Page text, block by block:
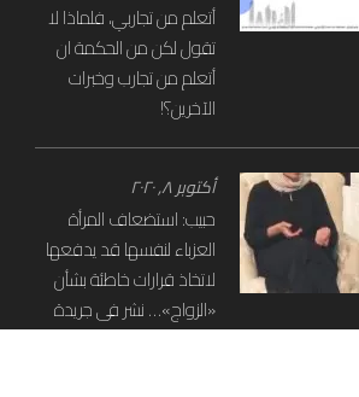
أتعلم من تجاربي، فلماذا لا
تقول لكن من الحكمة ان
أتعلم من تجارب وخبرات
الآخرين؟!
أكتوبر ۸, ۲۰۲۰
حبيب: استضعاف المرأة
العزباء لنفسها قد يدفعها
لاتخاذ قرارات خاطئة بشأن
«الزواج»… نشر فى جريدة
الانباء بتاريخ 2017/8/6